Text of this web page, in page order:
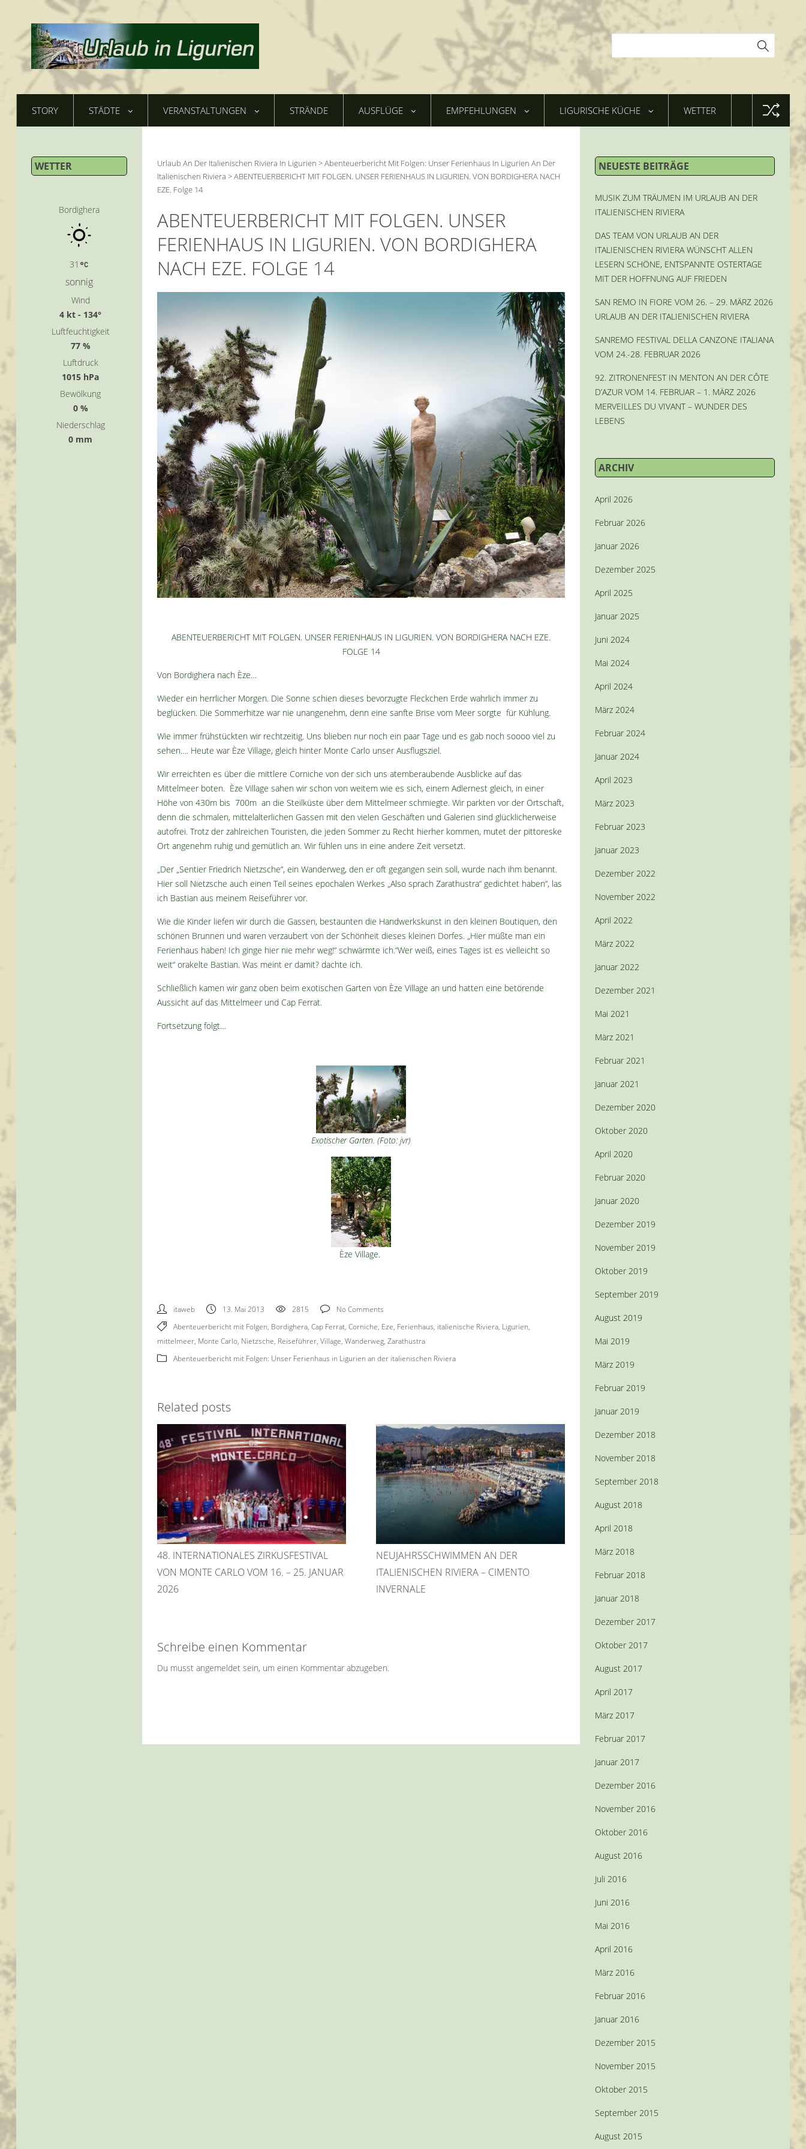
STORY STÄDTE VERANSTALTUNGEN STRÄNDE AUSFLÜGE EMPFEHLUNGEN LIGURISCHE KÜCHE WETTER
WETTER
Bordighera
31
sonnig
Wind
4 kt - 134°
Luftfeuchtigkeit
77 %
Luftdruck
1015 hPa
Bewölkung
0 %
Niederschlag
0 mm
Urlaub An Der Italienischen Riviera In Ligurien >Abenteuerbericht Mit Folgen: Unser Ferienhaus In Ligurien An Der
Italienischen Riviera >ABENTEUERBERICHT MIT FOLGEN. UNSER FERIENHAUS IN LIGURIEN. VON BORDIGHERA NACH
EZE. Folge 14
ABENTEUERBERICHT MIT FOLGEN. UNSER
FERIENHAUS IN LIGURIEN. VON BORDIGHERA
NACH EZE. FOLGE 14
ABENTEUERBERICHT MIT FOLGEN. UNSER FERIENHAUS IN LIGURIEN. VON BORDIGHERA NACH EZE.
FOLGE 14
Von Bordighera nach Èze…
Wieder ein herrlicher Morgen. Die Sonne schien dieses bevorzugte Fleckchen Erde wahrlich immer zu
beglücken. Die Sommerhitze war nie unangenehm, denn eine sanfte Brise vom Meer sorgte für Kühlung.
Wie immer frühstückten wir rechtzeitig. Uns blieben nur noch ein paar Tage und es gab noch soooo viel zu
sehen…. Heute war Èze Village, gleich hinter Monte Carlo unser Ausflugsziel.
Wir erreichten es über die mittlere Corniche von der sich uns atemberaubende Ausblicke auf das
Mittelmeer boten. Èze Village sahen wir schon von weitem wie es sich, einem Adlernest gleich, in einer
Höhe von 430m bis 700m an die Steilküste über dem Mittelmeer schmiegte. Wir parkten vor der Ortschaft,
denn die schmalen, mittelalterlichen Gassen mit den vielen Geschäften und Galerien sind glücklicherweise
autofrei. Trotz der zahlreichen Touristen, die jeden Sommer zu Recht hierher kommen, mutet der pittoreske
Ort angenehm ruhig und gemütlich an. Wir fühlen uns in eine andere Zeit versetzt.
„Der „Sentier Friedrich Nietzsche“, ein Wanderweg, den er oft gegangen sein soll, wurde nach ihm benannt.
Hier soll Nietzsche auch einen Teil seines epochalen Werkes „Also sprach Zarathustra“ gedichtet haben“, las
ich Bastian aus meinem Reiseführer vor.
Wie die Kinder liefen wir durch die Gassen, bestaunten die Handwerkskunst in den kleinen Boutiquen, den
schönen Brunnen und waren verzaubert von der Schönheit dieses kleinen Dorfes. „Hier müßte man ein
Ferienhaus haben! Ich ginge hier nie mehr weg!“ schwärmte ich.“Wer weiß, eines Tages ist es vielleicht so
weit“ orakelte Bastian. Was meint er damit? dachte ich.
Schließlich kamen wir ganz oben beim exotischen Garten von Èze Village an und hatten eine betörende
Aussicht auf das Mittelmeer und Cap Ferrat.
Fortsetzung folgt…
Exotischer Garten. (Foto: jvr)
Èze Village.
itaweb 13. Mai 2013 2815
No Comments
Abenteuerbericht mit Folgen, Bordighera, Cap Ferrat, Corniche, Eze, Ferienhaus, italienische Riviera, Ligurien,
mittelmeer, Monte Carlo, Nietzsche, Reiseführer, Village, Wanderweg, Zarathustra
Abenteuerbericht mit Folgen: Unser Ferienhaus in Ligurien an der italienischen Riviera
Related posts
48. INTERNATIONALES ZIRKUSFESTIVAL
VON MONTE CARLO VOM 16. – 25. JANUAR
2026
NEUJAHRSSCHWIMMEN AN DER
ITALIENISCHEN RIVIERA – CIMENTO
INVERNALE
Schreibe einen Kommentar
Du musst angemeldet sein, um einen Kommentar abzugeben.
NEUESTE BEITRÄGE
MUSIK ZUM TRÄUMEN IM URLAUB AN DER
ITALIENISCHEN RIVIERA
DAS TEAM VON URLAUB AN DER
ITALIENISCHEN RIVIERA WÜNSCHT ALLEN
LESERN SCHÖNE, ENTSPANNTE OSTERTAGE
MIT DER HOFFNUNG AUF FRIEDEN
SAN REMO IN FIORE VOM 26. – 29. MÄRZ 2026
URLAUB AN DER ITALIENISCHEN RIVIERA
SANREMO FESTIVAL DELLA CANZONE ITALIANA
VOM 24.-28. FEBRUAR 2026
92. ZITRONENFEST IN MENTON AN DER CÔTE
D’AZUR VOM 14. FEBRUAR – 1. MÄRZ 2026
MERVEILLES DU VIVANT – WUNDER DES
LEBENS
ARCHIV
April 2026
Februar 2026
Januar 2026
Dezember 2025
April 2025
Januar 2025
Juni 2024
Mai 2024
April 2024
März 2024
Februar 2024
Januar 2024
April 2023
März 2023
Februar 2023
Januar 2023
Dezember 2022
November 2022
April 2022
März 2022
Januar 2022
Dezember 2021
Mai 2021
März 2021
Februar 2021
Januar 2021
Dezember 2020
Oktober 2020
April 2020
Februar 2020
Januar 2020
Dezember 2019
November 2019
Oktober 2019
September 2019
August 2019
Mai 2019
März 2019
Februar 2019
Januar 2019
Dezember 2018
November 2018
September 2018
August 2018
April 2018
März 2018
Februar 2018
Januar 2018
Dezember 2017
Oktober 2017
August 2017
April 2017
März 2017
Februar 2017
Januar 2017
Dezember 2016
November 2016
Oktober 2016
August 2016
Juli 2016
Juni 2016
Mai 2016
April 2016
März 2016
Februar 2016
Januar 2016
Dezember 2015
November 2015
Oktober 2015
September 2015
August 2015